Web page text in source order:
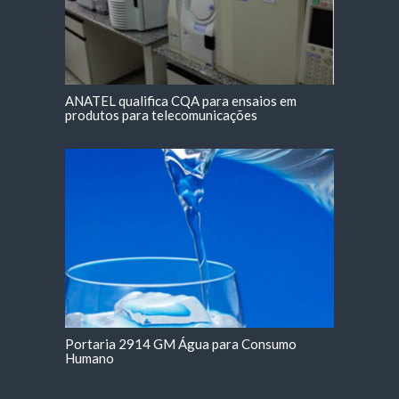
ANATEL qualifica CQA para ensaios em
produtos para telecomunicações
Portaria 2914 GM Água para Consumo
Humano